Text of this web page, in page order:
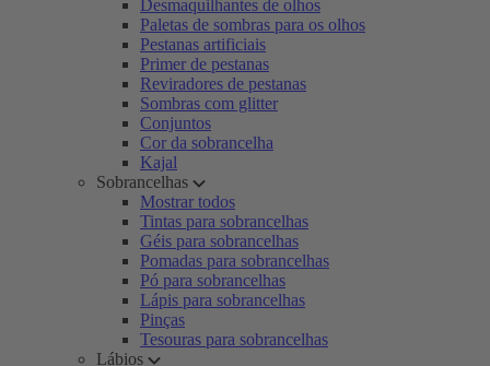
Desmaquilhantes de olhos
Paletas de sombras para os olhos
Pestanas artificiais
Primer de pestanas
Reviradores de pestanas
Sombras com glitter
Conjuntos
Cor da sobrancelha
Kajal
Sobrancelhas
Mostrar todos
Tintas para sobrancelhas
Géis para sobrancelhas
Pomadas para sobrancelhas
Pó para sobrancelhas
Lápis para sobrancelhas
Pinças
Tesouras para sobrancelhas
Lábios